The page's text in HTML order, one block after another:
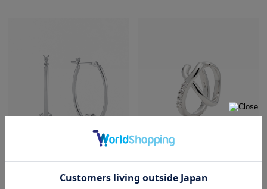
K10WG/K18WG ホワイトトパ
SV925 イヤーカフ